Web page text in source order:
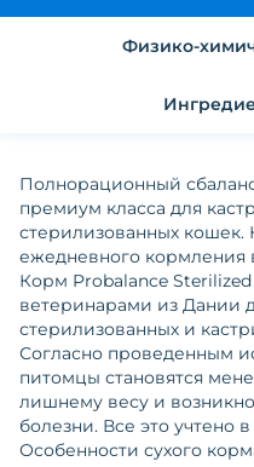
Полнорационный
премиум класса для
стерилизованных
ежедневного кормления
Корм Probalance
ветеринарами из Дании
стерилизованных и
Согласно проведенным
питомцы становятся
лишнему весу и
болезни. Все это учтено
Особенности сухого